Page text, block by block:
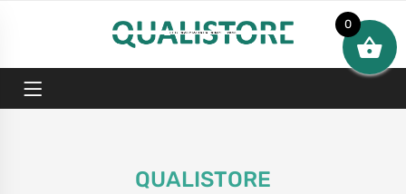
QUALISTORE
0